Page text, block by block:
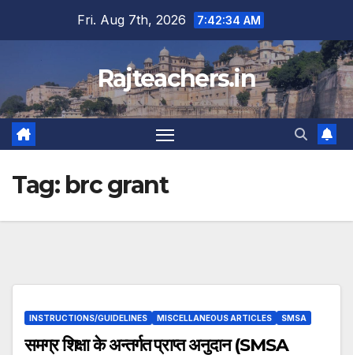
Fri. Aug 7th, 2026 7:42:34 AM
Rajteachers.in
Tag: brc grant
INSTRUCTIONS/GUIDELINES MISCELLANEOUS ARTICLES SMSA
समग्र शिक्षा के अन्तर्गत प्राप्त अनुदान (SMSA